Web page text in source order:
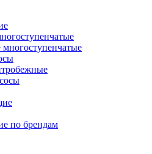
многоступенчатые
по брендам